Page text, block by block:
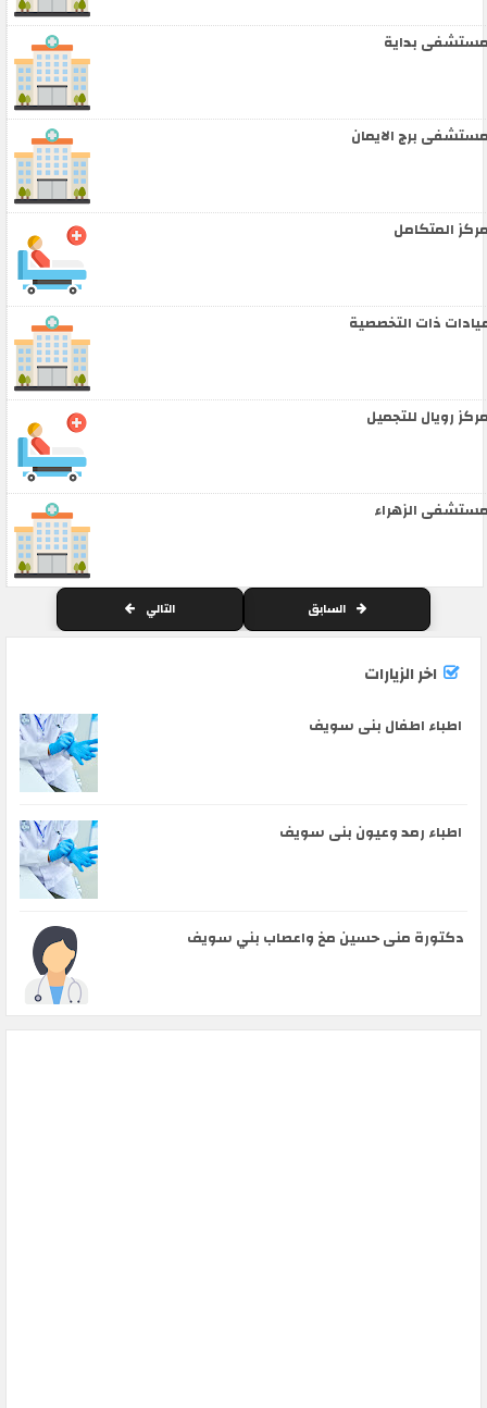
بداية
برج الايمان
المتكامل
ذات التخصصية
رويال للتجميل
الزهراء
السابق التالي
اخر الزيارات
اطباء اطفال بنى سويف
اطباء رمد وعيون بنى سويف
دكتورة منى حسين مخ واعصاب بني سويف